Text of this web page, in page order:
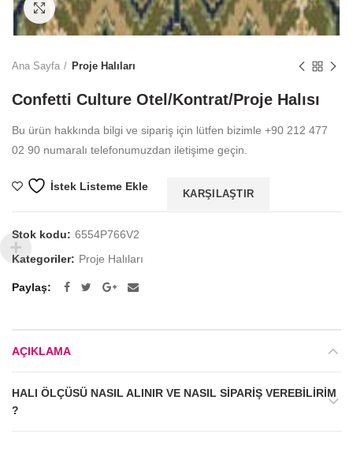
Büyütmek için tıklayın
Ana Sayfa Proje Halıları
Confetti Culture Otel/Kontrat/Proje Halısı
Bu ürün hakkında bilgi ve sipariş için lütfen bizimle +90 212 477
02 90 numaralı telefonumuzdan iletişime geçin.
İstek Listeme Ekle
KARŞILAŞTIR
Stok kodu: 6554P766V2
Kategoriler: Proje Halıları
Paylaş
AÇIKLAMA
HALI ÖLÇÜSÜ NASIL ALINIR VE NASIL SIPARIŞ VEREBILIRIM
?